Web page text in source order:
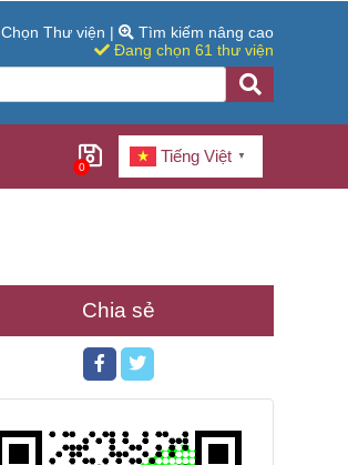
Chọn Thư viện |
Tìm kiếm nâng cao
Đang chọn 61 thư viện
0
Tiếng Việt ▼
Chia sẻ